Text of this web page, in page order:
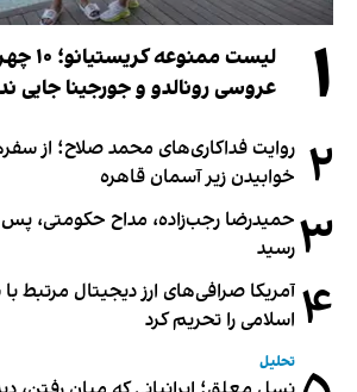
۱
لیست
عروسی رونالدو و جورجینا جایی
۲ خوابیدن زیر آسمان قاهره
۳ حمیدرضا رجب‌زاده، مداح حکومتی، پس
رسید
۴ آمریکا صرافی‌های ارز دیجیتال مرتبط
اسلامی را تحریم کرد
تحلیل